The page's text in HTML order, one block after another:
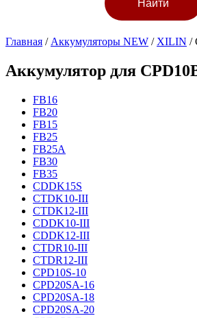
Главная / Аккумуляторы NEW / XILIN /
Аккумулятор для
FB16
FB20
FB15
FB25
FB25A
FB30
FB35
CDDK15S
CTDK10-III
CTDK12-III
CDDK10-III
CDDK12-III
CTDR10-III
CTDR12-III
CPD10S-10
CPD20SA-16
CPD20SA-18
CPD20SA-20